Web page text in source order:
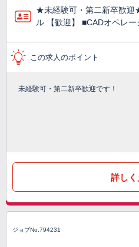
★未経験可・第二新卒歓迎
ル 【歓迎】 ■CADオペレ
この求人のポイント
未経験可・第二新卒歓迎です！
詳しく
ジョブNo.794231